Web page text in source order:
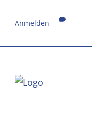
Anmelden